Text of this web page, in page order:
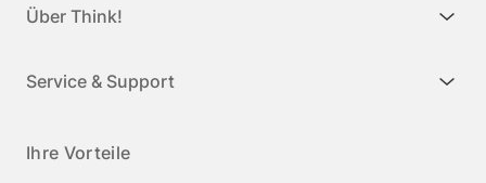
Über Think!
Service & Support
Ihre Vorteile